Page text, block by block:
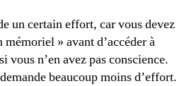
un certain effort, car vous devez
» avant d’accéder à
vous n’en avez pas conscience.
beaucoup moins d’effort.